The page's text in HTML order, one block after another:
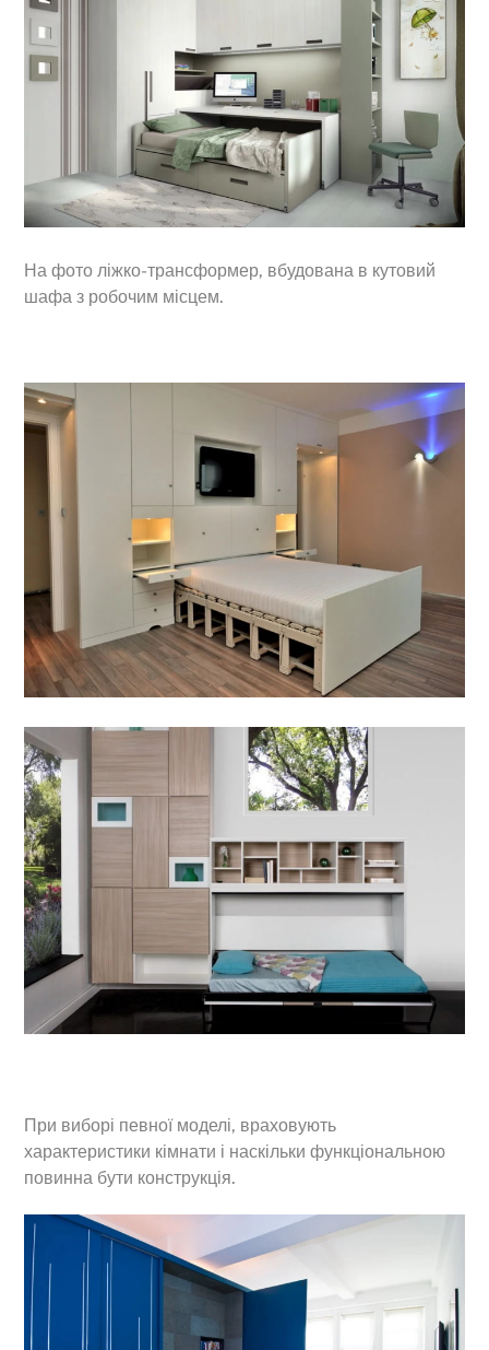
На фото ліжко-трансформер, вбудована в кутовий
шафа з робочим місцем.
При виборі певної моделі, враховують
характеристики кімнати і наскільки функціональною
повинна бути конструкція.